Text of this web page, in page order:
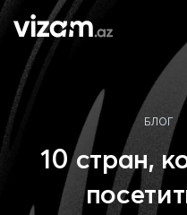
БЛОГ
10 стран,